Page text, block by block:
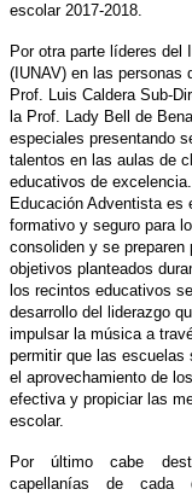
escolar 2017-2018.
Por otra parte líderes del
(IUNAV) en las personas
Prof. Luis Caldera Sub-
la Prof. Lady Bell de
especiales presentando
talentos en las aulas de
educativos de
Educación Adventista es
formativo y seguro para
consoliden y se preparen
objetivos planteados
los recintos educativos
desarrollo del liderazgo
impulsar la música a
permitir que las escuelas
el aprovechamiento de
efectiva y propiciar las
escolar.
Por último cabe
capellanías de cada